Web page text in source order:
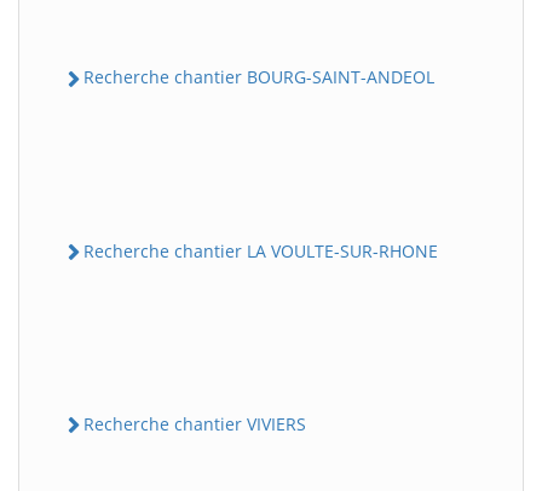
Recherche chantier BOURG-SAINT-ANDEOL
Recherche chantier LA VOULTE-SUR-RHONE
Recherche chantier VIVIERS